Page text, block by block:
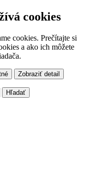
cookies
cookies. Prečítajte si
a ako ich môžete
Zobraziť detail